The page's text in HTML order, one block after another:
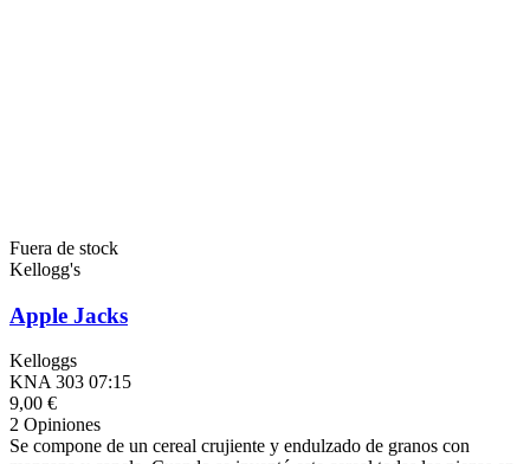
Fuera de stock
Kellogg's
Apple Jacks
Kelloggs
KNA 303 07:15
9,00 €
2 Opiniones
Se compone de un cereal crujiente y endulzado de granos con